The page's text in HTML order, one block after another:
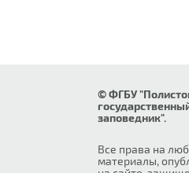
© ФГБУ
заповедник".
Все права на
материалы,